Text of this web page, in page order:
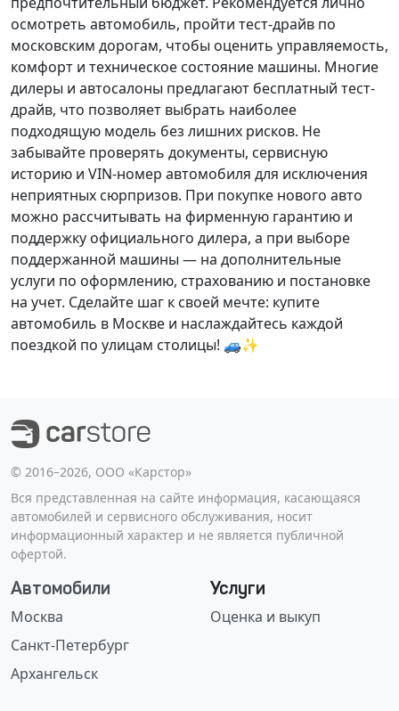
осмотреть автомобиль, пройти тест-драйв по
московским дорогам, чтобы оценить управляемость,
комфорт и техническое состояние машины. Многие
дилеры и автосалоны предлагают бесплатный тест-
драйв, что позволяет выбрать наиболее
подходящую модель без лишних рисков. Не
забывайте проверять документы, сервисную
историю и VIN-номер автомобиля для исключения
неприятных сюрпризов. При покупке нового авто
можно рассчитывать на фирменную гарантию и
поддержку официального дилера, а при выборе
поддержанной машины — на дополнительные
услуги по оформлению, страхованию и постановке
на учет. Сделайте шаг к своей мечте: купите
автомобиль в Москве и наслаждайтесь каждой
поездкой по улицам столицы! 🚙✨
©️ 2016–2026, ООО «Карстор»
Вся представленная на сайте информация, касающаяся
автомобилей и сервисного обслуживания, носит
информационный характер и не является публичной
офертой.
Автомобили
Москва
Санкт-Петербург
Архангельск
Услуги
Оценка и выкуп